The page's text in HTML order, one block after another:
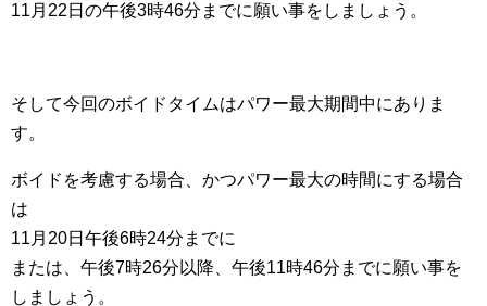
11月22日の午後3時46分までに願い事をしましょう。
そして今回のボイドタイムはパワー最大期間中にありま
す。
ボイドを考慮する場合、かつパワー最大の時間にする場合
は
11月20日午後6時24分までに
または、午後7時26分以降、午後11時46分までに願い事を
しましょう。